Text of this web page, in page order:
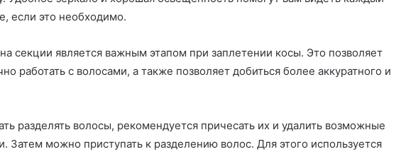
если это необходимо.
секции является важным этапом при заплетении косы. Это позволяет
работать с волосами, а также позволяет добиться более аккуратного и
разделять волосы, рекомендуется причесать их и удалить возможные
Затем можно приступать к разделению волос. Для этого используется